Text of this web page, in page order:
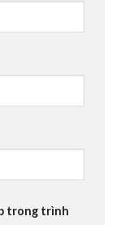
trong trình